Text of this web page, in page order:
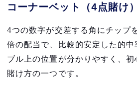
コーナーベット（4点賭け
4つの数字が交差する角にチップ
倍の配当で、比較的安定した的
ブル上の位置が分かりやすく、
賭け方の一つです。